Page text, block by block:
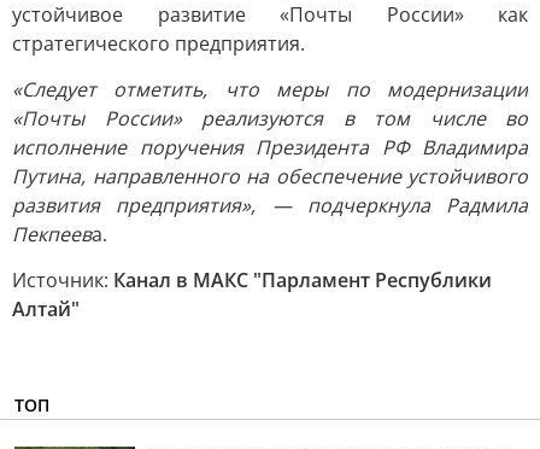
устойчивое развитие «Почты России» как
стратегического предприятия.
«Следует отметить, что меры по модернизации
«Почты России» реализуются в том числе во
исполнение поручения Президента РФ Владимира
Путина, направленного на обеспечение устойчивого
развития предприятия», — подчеркнула Радмила
Пекпеева.
Источник: Канал в МАКС "Парламент Республики
Алтай"
ТОП